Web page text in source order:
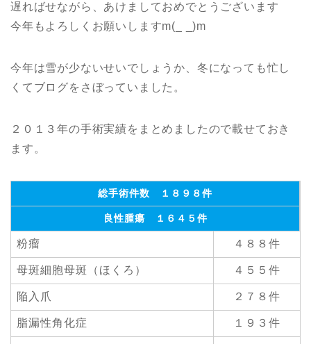
遅ればせながら、あけましておめでとうございます
今年もよろしくお願いしますm(_ _)m
今年は雪が少ないせいでしょうか、冬になっても忙し
くてブログをさぼっていました。
２０１３年の手術実績をまとめましたので載せておき
ます。
総手術件数 １８９８件
良性腫瘍 １６４５件
粉瘤 ４８８件
母斑細胞母斑（ほくろ） ４５５件
陥入爪 ２７８件
脂漏性角化症 １９３件